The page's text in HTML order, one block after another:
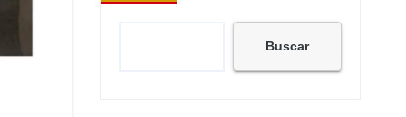
Buscar